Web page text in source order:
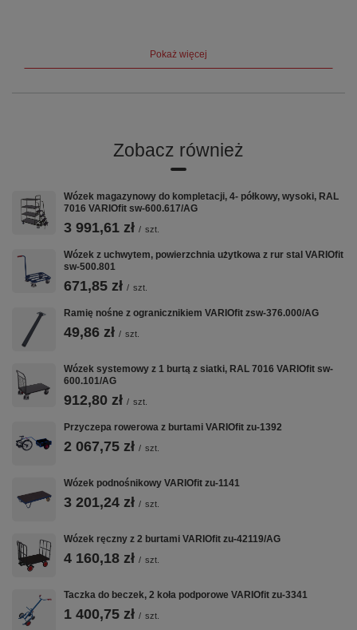
VARIOfit (Cordes GmbH, Niemcy)
na feldze aluminiowej z precyzyjnym łożyskiem kulkowym,
92° Shore A 2 koła z hamulcem - dpt-200.007 2 koła stałe -
bpt-200.007 (do zamontowania w kontenerze przechylnym)
Nośność/koło: 500 kg Nośność: 1.500 kg EAN-Nr.:
4035694012844
VARIOfit w CentrumWarsztatowe.pl:
Wózki Platformowe ·Wózki Magazynowe
Nadstawki Paletowe
Pokaż więcej
Zobacz również
Wózek magazynowy do kompletacji, 4- półkowy, wysoki, RAL
7016 VARIOfit sw-600.617/AG
3 991,61 zł / szt.
Wózek z uchwytem, powierzchnia użytkowa z rur stal VARIOfit
sw-500.801
671,85 zł / szt.
Ramię nośne z ogranicznikiem VARIOfit zsw-376.000/AG
49,86 zł / szt.
Wózek systemowy z 1 burtą z siatki, RAL 7016 VARIOfit sw-
600.101/AG
912,80 zł / szt.
Przyczepa rowerowa z burtami VARIOfit zu-1392
2 067,75 zł / szt.
Wózek podnośnikowy VARIOfit zu-1141
3 201,24 zł / szt.
Wózek ręczny z 2 burtami VARIOfit zu-42119/AG
4 160,18 zł / szt.
Taczka do beczek, 2 koła podporowe VARIOfit zu-3341
1 400,75 zł / szt.